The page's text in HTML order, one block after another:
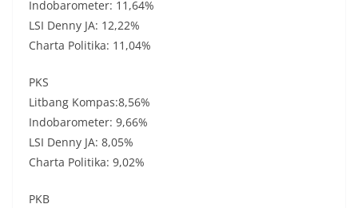
Indobarometer: 11,64%
LSI Denny JA: 12,22%
Charta Politika: 11,04%
PKS
Litbang Kompas:8,56%
Indobarometer: 9,66%
LSI Denny JA: 8,05%
Charta Politika: 9,02%
PKB